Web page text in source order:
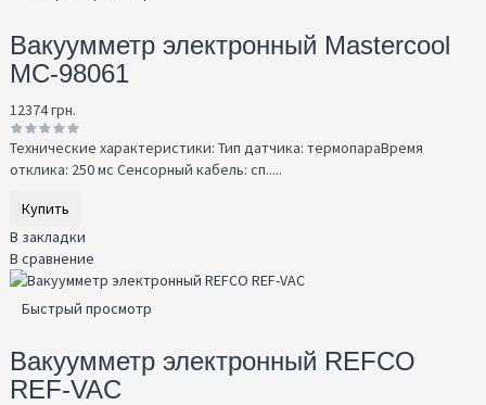
Вакуумметр электронный Mastercool
MC-98061
12374 грн.
Технические характеристики: Тип датчика: термопараВремя
отклика: 250 мс Сенсорный кабель: сп.....
Купить
В закладки
В сравнение
Быстрый просмотр
Вакуумметр электронный REFCO
REF-VAC